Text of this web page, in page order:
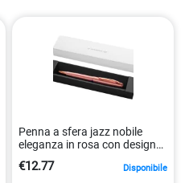
Penna a sfera jazz nobile
eleganza in rosa con design
€12.77 Disponibile